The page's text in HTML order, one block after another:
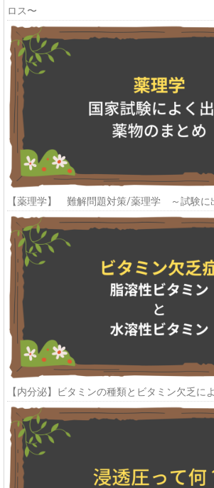
ロス〜
【薬理学】 難解問題対策/薬理学 ～試験に
【内分泌】ビタミンの種類とビタミン欠乏に